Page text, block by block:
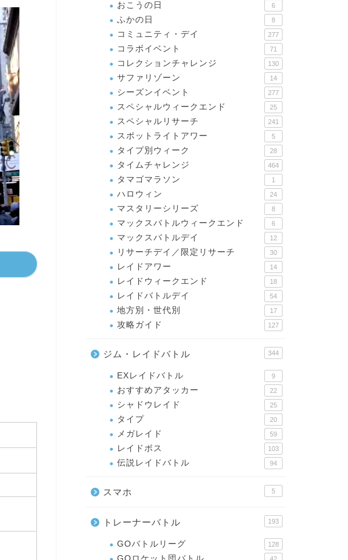
おこうの日 6
ふかの日 8
コミュニティ・デイ 277
コラボイベント 71
コレクションチャレンジ 130
サファリゾーン 14
シーズンイベント 277
スペシャルウィークエンド 25
スペシャルリサーチ 241
スポットライトアワー 5
タイプ別ウィーク 28
タイムチャレンジ 464
タマゴマラソン 1
ハロウィン 24
マスタリーシリーズ 8
マックスバトルウィークエンド 6
マックスバトルデイ 12
リサーチデイ／限定リサーチ 30
レイドアワー 14
レイドウィークエンド 18
レイドバトルデイ 54
地方別・世代別 17
攻略ガイド 127
ジム・レイドバトル 344
EXレイドバトル 9
おすすめアタッカー 22
シャドウレイド 25
タイプ 20
メガレイド 59
レイドボス 103
伝説レイドバトル 94
スマホ 5
トレーナーバトル 193
GOバトルリーグ 128